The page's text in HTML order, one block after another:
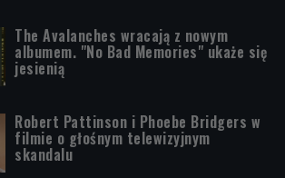
The Avalanches wracają z nowym
albumem. "No Bad Memories" ukaże się
jesienią
Robert Pattinson i Phoebe Bridgers w
filmie o głośnym telewizyjnym
skandalu